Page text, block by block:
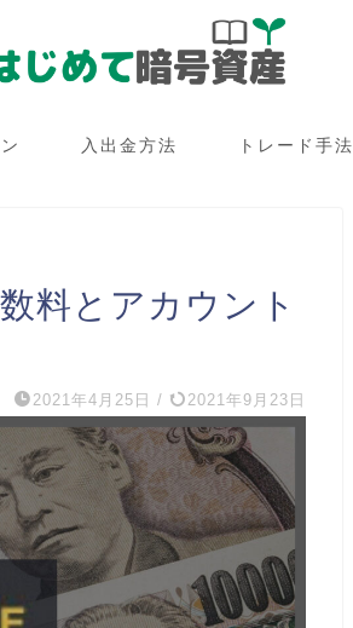
入出金方法 トレード手法
料とアカウント
2021年4月25日 / 2021年9月23日